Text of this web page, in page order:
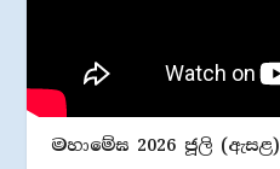
මහාමේඝ 2026 ජූලි